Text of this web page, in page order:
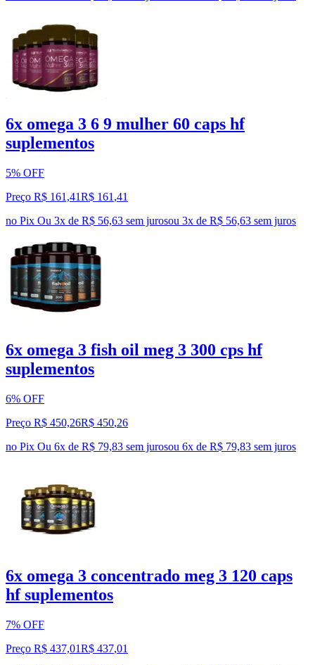
6x omega 3 6 9 mulher 60 caps hf
suplementos
5% OFF
Preço R$ 161,41R$ 161 ,41
no Pix Ou 3x de R$ 56,63 sem jurosou 3x de R$ 56,63 sem juros
6x omega 3 fish oil meg 3 300 cps hf
suplementos
6% OFF
Preço R$ 450,26R$ 450,26
no Pix Ou 6x de R$ 79,83 sem jurosou 6x de R$ 79,83 sem juros
6x omega 3 concentrado meg 3 120 caps
hf suplementos
7% OFF
Preço R$ 437,01R$ 437,01